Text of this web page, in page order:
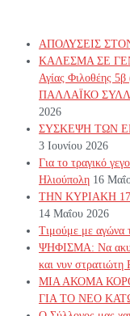
ΑΠΟΛΥΣΕΙΣ
ΚΑΛΕΣΜΑ ΣΕ
Αγίας Φιλοθέης
ΠΑΛΛΑΪΚΟ
2026
ΣΥΣΚΕΨΗ ΤΩΝ
3 Ιουνίου 2026
Για το τραγικό
Ηλιούπολη 16
ΤΗΝ ΚΥΡΙΑΚΗ
14 Μαΐου 2026
Τιμούμε με αγώνα
ΨΗΦΙΣΜΑ: Να
και νυν στρατιώτη
ΜΙΑ ΑΚΟΜΑ
ΓΙΑ ΤΟ ΝΕΟ